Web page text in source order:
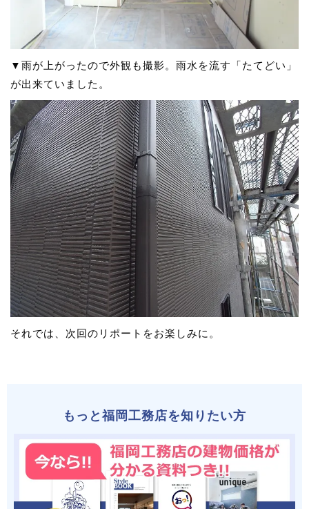
▼雨が上がったので外観も撮影。雨水を流す「たてどい」
が出来ていました。
それでは、次回のリポートをお楽しみに。
もっと福岡工務店を知りたい方